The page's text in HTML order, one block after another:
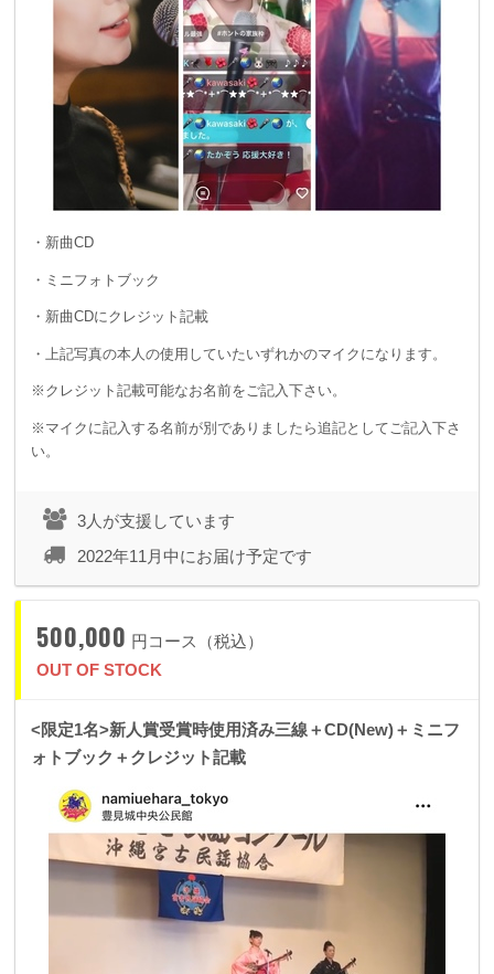
・新曲CD
・ミニフォトブック
・新曲CDにクレジット記載
・上記写真の本人の使用していたいずれかのマイクになります。
※クレジット記載可能なお名前をご記入下さい。
※マイクに記入する名前が別でありましたら追記としてご記入下さ
い。
3人が支援しています
2022年11月中にお届け予定です
500,000 円コース（税込）
OUT OF STOCK
<限定1名>新人賞受賞時使用済み三線＋CD(New)＋ミニフ
ォトブック＋クレジット記載